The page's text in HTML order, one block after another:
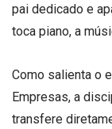
pai dedicado e
toca piano, a
Como salienta o
Empresas, a
transfere